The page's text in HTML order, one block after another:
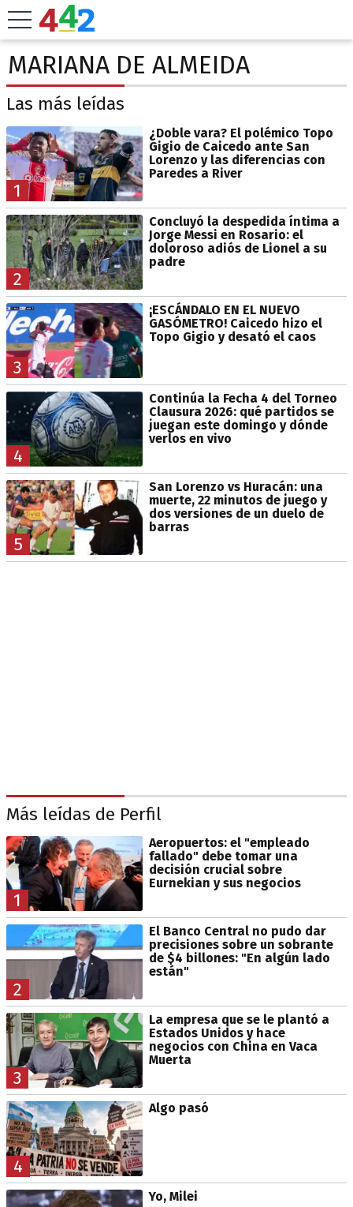
MARIANA DE ALMEIDA
Las más leídas
1
¿Doble vara? El polémico Topo
Gigio de Caicedo ante San
Lorenzo y las diferencias con
Paredes a River
2
Concluyó la despedida íntima a
Jorge Messi en Rosario: el
doloroso adiós de Lionel a su
padre
3
¡ESCÁNDALO EN EL NUEVO
GASÓMETRO! Caicedo hizo el
Topo Gigio y desató el caos
4
Continúa la Fecha 4 del Torneo
Clausura 2026: qué partidos se
juegan este domingo y dónde
verlos en vivo
5
San Lorenzo vs Huracán: una
muerte, 22 minutos de juego y
dos versiones de un duelo de
barras
Más leídas de Perfil
1
Aeropuertos: el "empleado
fallado" debe tomar una
decisión crucial sobre
Eurnekian y sus negocios
2
El Banco Central no pudo dar
precisiones sobre un sobrante
de $4 billones: "En algún lado
están"
3
La empresa que se le plantó a
Estados Unidos y hace
negocios con China en Vaca
Muerta
4
Algo pasó
Yo, Milei